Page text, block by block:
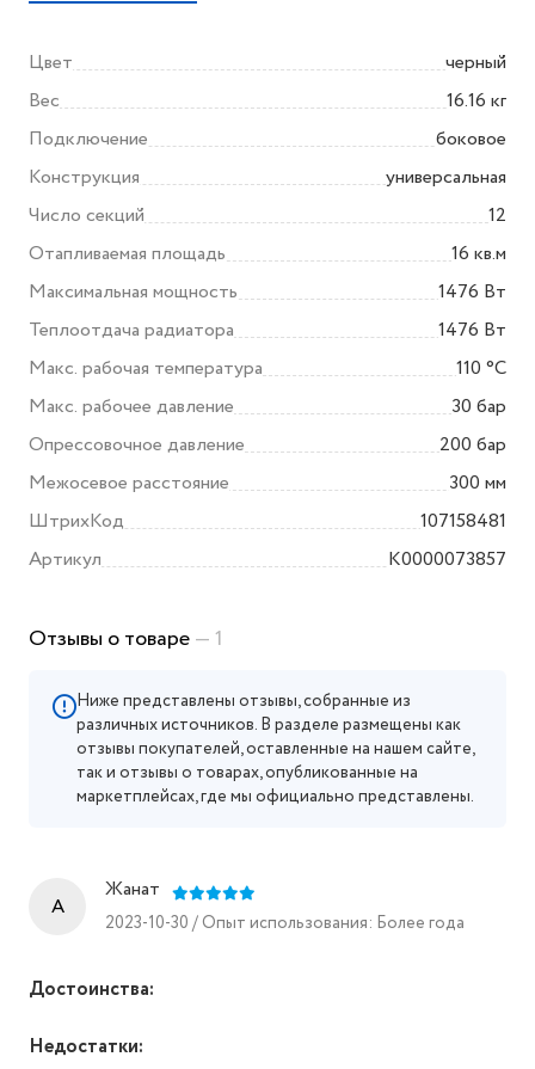
Цвет
черный
Вес
16.16 кг
Подключение
боковое
Конструкция
универсальная
Число секций
12
Отапливаемая площадь
16 кв.м
Максимальная мощность
1476 Вт
Теплоотдача радиатора
1476 Вт
Макс. рабочая температура
110 °С
Макс. рабочее давление
30 бар
Опрессовочное давление
200 бар
Межосевое расстояние
300 мм
ШтрихКод
107158481
Артикул
K0000073857
Отзывы о товаре— 1
Ниже представлены отзывы, собранные из
различных источников. В разделе размещены как
отзывы покупателей, оставленные на нашем сайте,
так и отзывы о товарах, опубликованные на
маркетплейсах, где мы официально представлены.
A
Жанат
2023-10-30 / Опыт использования: Более года
Достоинства:
Недостатки: